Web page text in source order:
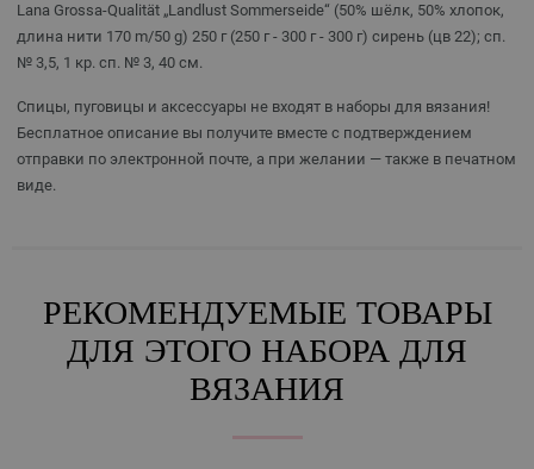
Lana Grossa-Qualität „Landlust Sommerseide“ (50% шёлк, 50% хлопок,
длина нити 170 m/50 g) 250 г (250 г - 300 г - 300 г) сирень (цв 22); сп.
№ 3,5, 1 кр. сп. № 3, 40 см.
Спицы, пуговицы и аксессуары не входят в наборы для вязания!
Бесплатное описание вы получите вместе с подтверждением
отправки по электронной почте, а при желании — также в печатном
виде.
РЕКОМЕНДУЕМЫЕ ТОВАРЫ
ДЛЯ ЭТОГО НАБОРА ДЛЯ
ВЯЗАНИЯ